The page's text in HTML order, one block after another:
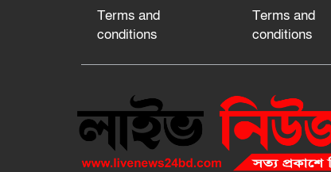
Terms and
conditions
Terms and
conditions